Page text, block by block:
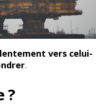
vers celui-
.
?